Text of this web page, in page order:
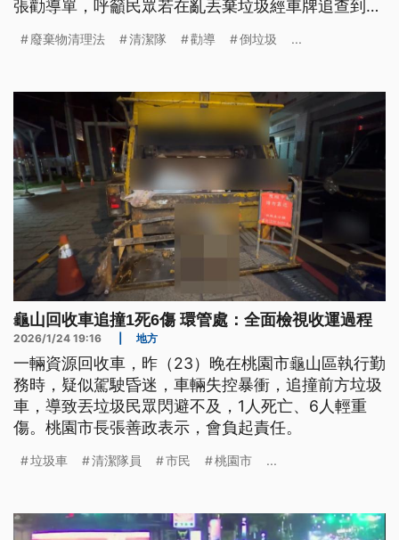
張勸導單，呼籲民眾若在亂丟棄垃圾經車牌追查到行
6000元罰鍰。
廢棄物清理法 清潔隊 勸導 倒垃圾 ...
龜山回收車追撞1死6傷 環管處：全面檢視收運過程
2026/1/24 19:16 地方
一輛資源回收車，昨（23）晚在桃園市龜山區執行勤
務時，疑似駕駛昏迷，車輛失控暴衝，追撞前方垃圾
車，導致丟垃圾民眾閃避不及，1人死亡、6人輕重
傷。桃園市長張善政表示，會負起責任。
垃圾車 清潔隊員 市民 桃園市 ...